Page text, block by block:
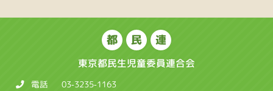
都 民 連
東京都民生児童委員連合会
電話 03-3235-1163